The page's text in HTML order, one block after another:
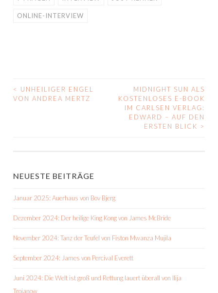
ONLINE-INTERVIEW
BEITRAGS-
<
UNHEILIGER ENGEL
VON ANDREA MERTZ
MIDNIGHT SUN ALS
KOSTENLOSES E-BOOK
IM CARLSEN VERLAG:
EDWARD – AUF DEN
ERSTEN BLICK >
NEUESTE BEITRÄGE
Januar 2025: Auerhaus von Bov Bjerg
Dezember 2024: Der heilige King Kong von James McBride
November 2024: Tanz der Teufel von Fiston Mwanza Mujila
September 2024: James von Percival Everett
Juni 2024: Die Welt ist groß und Rettung lauert überall von Ilija
Trojanow